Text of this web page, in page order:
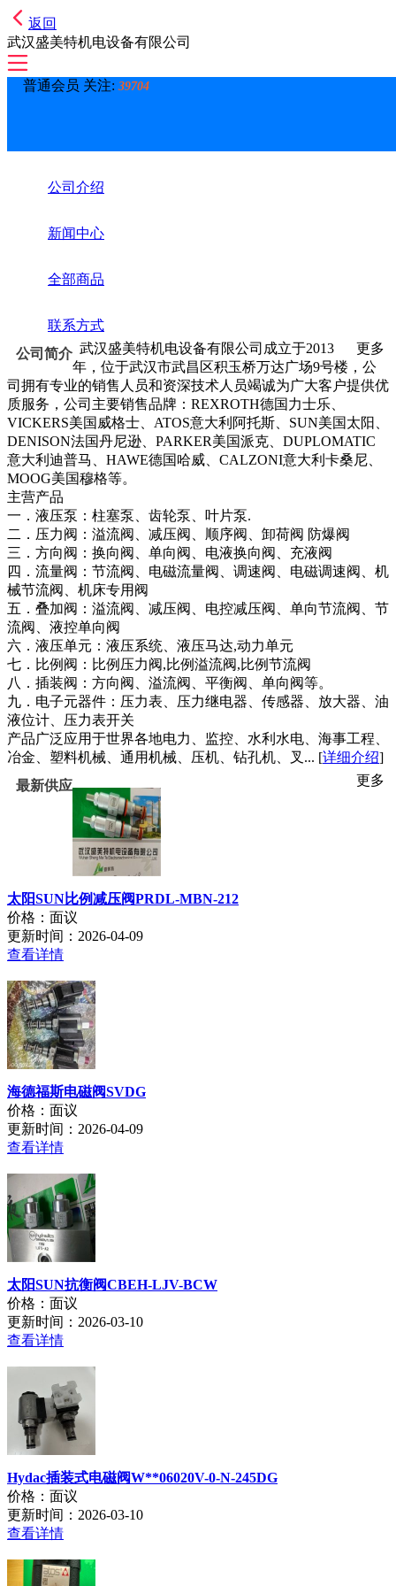
返回
武汉盛美特机电设备有限公司
普通会员 关注: 39704
公司介绍
新闻中心
全部商品
联系方式
公司简介
更多
武汉盛美特机电设备有限公司成立于2013
年，位于武汉市武昌区积玉桥万达广场9号楼，公
司拥有专业的销售人员和资深技术人员竭诚为广大客户提供优
质服务，公司主要销售品牌：REXROTH德国力士乐、
VICKERS美国威格士、ATOS意大利阿托斯、SUN美国太阳、
DENISON法国丹尼逊、PARKER美国派克、DUPLOMATIC
意大利迪普马、HAWE德国哈威、CALZONI意大利卡桑尼、
MOOG美国穆格等。
主营产品
一．液压泵：柱塞泵、齿轮泵、叶片泵.
二．压力阀：溢流阀、减压阀、顺序阀、卸荷阀 防爆阀
三．方向阀：换向阀、单向阀、电液换向阀、充液阀
四．流量阀：节流阀、电磁流量阀、调速阀、电磁调速阀、机
械节流阀、机床专用阀
五．叠加阀：溢流阀、减压阀、电控减压阀、单向节流阀、节
流阀、液控单向阀
六．液压单元：液压系统、液压马达,动力单元
七．比例阀：比例压力阀,比例溢流阀,比例节流阀
八．插装阀：方向阀、溢流阀、平衡阀、单向阀等。
九．电子元器件：压力表、压力继电器、传感器、放大器、油
液位计、压力表开关
产品广泛应用于世界各地电力、监控、水利水电、海事工程、
冶金、塑料机械、通用机械、压机、钻孔机、叉... [详细介绍]
最新供应
更多
太阳SUN比例减压阀PRDL-MBN-212
价格：面议
更新时间：2026-04-09
查看详情
海德福斯电磁阀SVDG
价格：面议
更新时间：2026-04-09
查看详情
太阳SUN抗衡阀CBEH-LJV-BCW
价格：面议
更新时间：2026-03-10
查看详情
Hydac插装式电磁阀W**06020V-0-N-245DG
价格：面议
更新时间：2026-03-10
查看详情